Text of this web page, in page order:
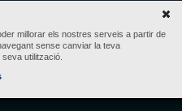
millorar els nostres serveis a partir de
sense canviar la teva
utilització.